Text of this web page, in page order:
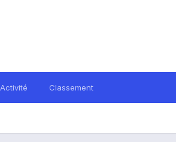
Activité Classement